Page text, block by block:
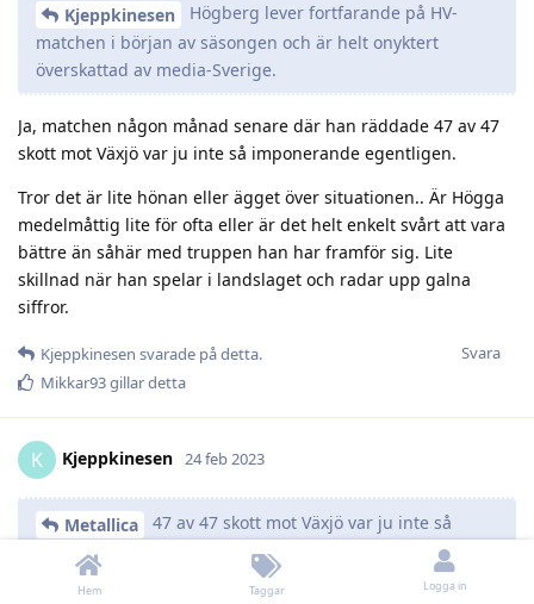
Kjeppkinesen
Högberg lever fortfarande på HV-
matchen i början av säsongen och är helt onyktert
överskattad av media-Sverige.
Ja, matchen någon månad senare där han räddade 47 av 47
skott mot Växjö var ju inte så imponerande egentligen.
Tror det är lite hönan eller ägget över situationen.. Är Högga
medelmåttig lite för ofta eller är det helt enkelt svårt att vara
bättre än såhär med truppen han har framför sig. Lite
skillnad när han spelar i landslaget och radar upp galna
siffror.
Svara
Kjeppkinesen svarade på detta.
Mikkar93gillar detta
K Kjeppkinesen 24 feb 2023
Metallica
47 av 47 skott mot Växjö var ju inte så
imponerande egentligen.
Hem Taggar Logga in